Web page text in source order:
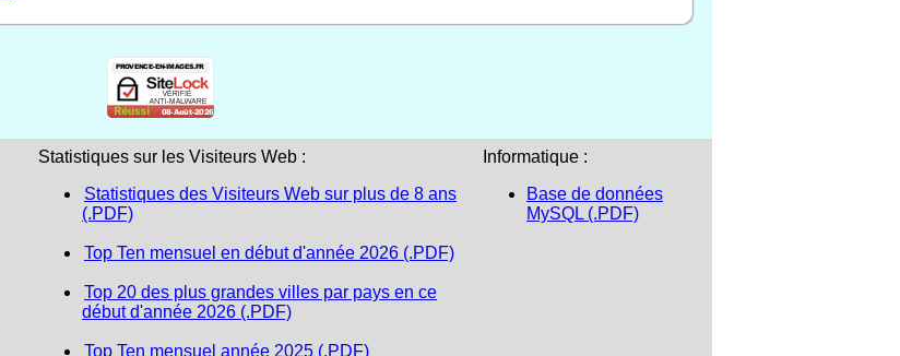
Statistiques sur les Visiteurs Web :
Statistiques des Visiteurs Web sur plus de 8 ans
(.PDF)
Top Ten mensuel en début d'année 2026 (.PDF)
Top 20 des plus grandes villes par pays en ce
début d'année 2026 (.PDF)
Top Ten mensuel année 2025 (.PDF)
Informatique :
Base de données
MySQL (.PDF)